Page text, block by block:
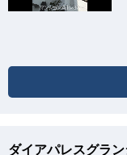
ダイアパレスグラン